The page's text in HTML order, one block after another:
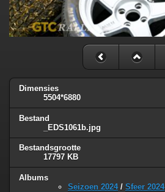
Dimensies
5504*6880
Bestand
_EDS1061b.jpg
Bestandsgrootte
17797 KB
Albums
Seizoen 2024/ Sfeer 2024